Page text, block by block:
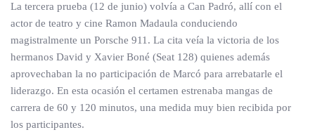
La tercera prueba (12 de junio) volvía a Can Padró, allí con el
actor de teatro y cine Ramon Madaula conduciendo
magistralmente un Porsche 911. La cita veía la victoria de los
hermanos David y Xavier Boné (Seat 128) quienes además
aprovechaban la no participación de Marcó para arrebatarle el
liderazgo. En esta ocasión el certamen estrenaba mangas de
carrera de 60 y 120 minutos, una medida muy bien recibida por
los participantes.